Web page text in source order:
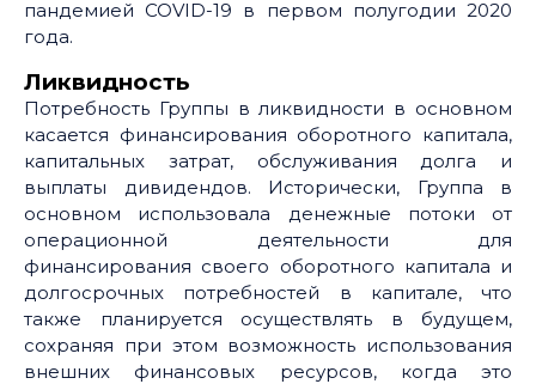
пандемией COVID-19 в первом полугодии 2020
года.
Ликвидность
Потребность Группы в ликвидности в основном
касается финансирования оборотного капитала,
капитальных затрат, обслуживания долга и
выплаты дивидендов. Исторически, Группа в
основном использовала денежные потоки от
операционной деятельности для
финансирования своего оборотного капитала и
долгосрочных потребностей в капитале, что
также планируется осуществлять в будущем,
сохраняя при этом возможность использования
внешних финансовых ресурсов, когда это